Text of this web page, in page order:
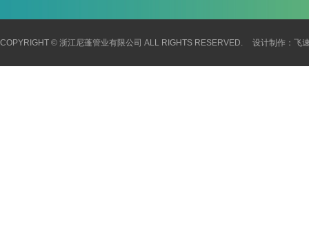
COPYRIGHT © 浙江尼蓬管业有限公司 ALL RIGHTS RESERVED. 设计制作： 飞